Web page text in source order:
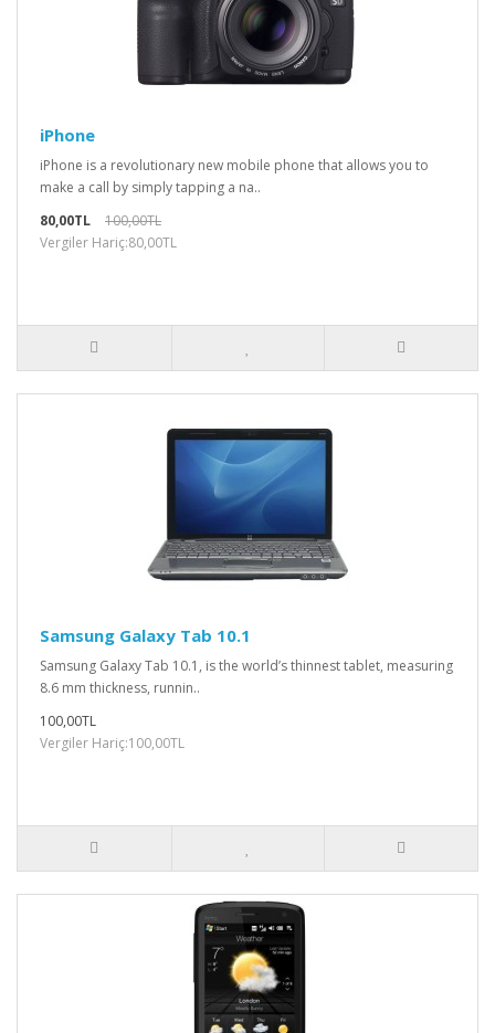
iPhone
iPhone is a revolutionary new mobile phone that allows you to
make a call by simply tapping a na..
80,00TL
100,00TL
Vergiler Hariç:80,00TL
Samsung Galaxy Tab 10.1
Samsung Galaxy Tab 10.1, is the world’s thinnest tablet, measuring
8.6 mm thickness, runnin..
100,00TL
Vergiler Hariç:100,00TL